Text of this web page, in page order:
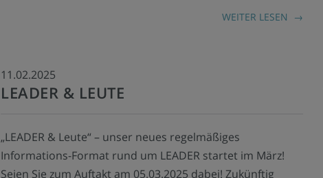
WEITER LESEN
11.02.2025
LEADER & LEUTE
„LEADER & Leute“ – unser neues regelmäßiges
Informations-Format rund um LEADER startet im März!
Seien Sie zum Auftakt am 05.03.2025 dabei! Zukünftig